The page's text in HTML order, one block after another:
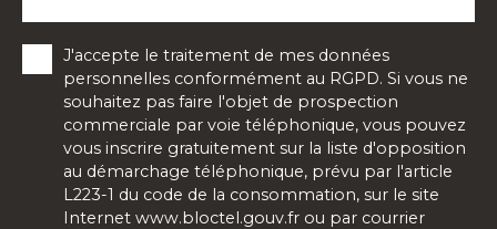
J'accepte le traitement de mes données
personnelles conformément au RGPD. Si vous ne
souhaitez pas faire l'objet de prospection
commerciale par voie téléphonique, vous pouvez
vous inscrire gratuitement sur la liste d'opposition
au démarchage téléphonique, prévu par l'article
L223-1 du code de la consommation, sur le site
Internet www.bloctel.gouv.fr ou par courrier